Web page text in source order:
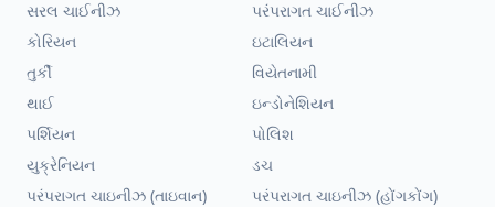
સરલ ચાઈનીઝ
પરંપરાગત ચાઈનીઝ
કોરિયન
ઇટાલિયન
તુર્કી
વિયેતનામી
થાઈ
ઇન્ડોનેશિયન
પર્શિયન
પોલિશ
યુક્રેનિયન
ડચ
પરંપરાગત ચાઇનીઝ (તાઇવાન)
પરંપરાગત ચાઇનીઝ (હોંગકોંગ)